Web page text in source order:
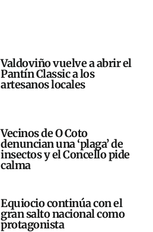
Valdoviño vuelve a abrir el
Pantín Classic a los
artesanos locales
Vecinos de O Coto
denuncian una ‘plaga’ de
insectos y el Concello pide
calma
Equiocio continúa con el
gran salto nacional como
protagonista